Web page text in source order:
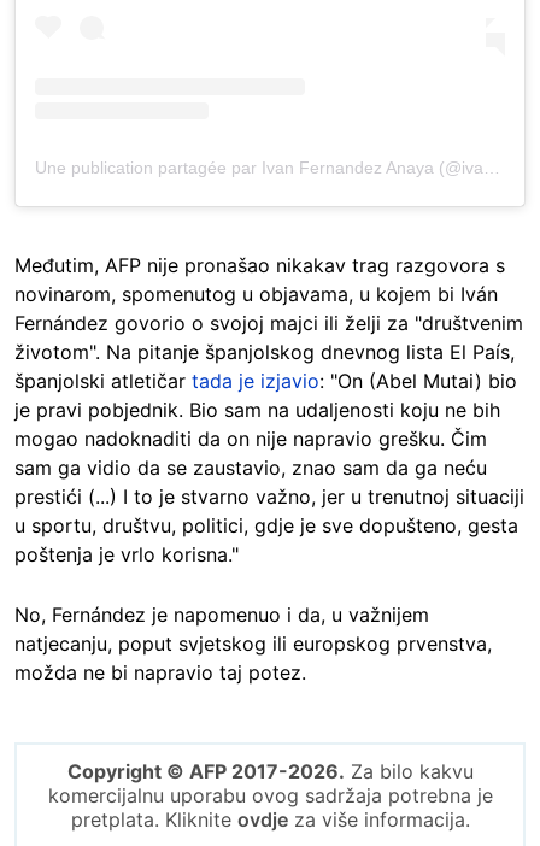
Međutim, AFP nije pronašao nikakav trag razgovora s
novinarom, spomenutog u objavama, u kojem bi Iván
Fernández govorio o svojoj majci ili želji za "društvenim
životom". Na pitanje španjolskog dnevnog lista El País,
španjolski atletičar tada je izjavio: "On (Abel Mutai) bio
je pravi pobjednik. Bio sam na udaljenosti koju ne bih
mogao nadoknaditi da on nije napravio grešku. Čim
sam ga vidio da se zaustavio, znao sam da ga neću
prestići (...) I to je stvarno važno, jer u trenutnoj situaciji
u sportu, društvu, politici, gdje je sve dopušteno, gesta
poštenja je vrlo korisna."
No, Fernández je napomenuo i da, u važnijem
natjecanju, poput svjetskog ili europskog prvenstva,
možda ne bi napravio taj potez.
Copyright © AFP 2017-2026. Za bilo kakvu
komercijalnu uporabu ovog sadržaja potrebna je
pretplata. Kliknite ovdjeza više informacija.